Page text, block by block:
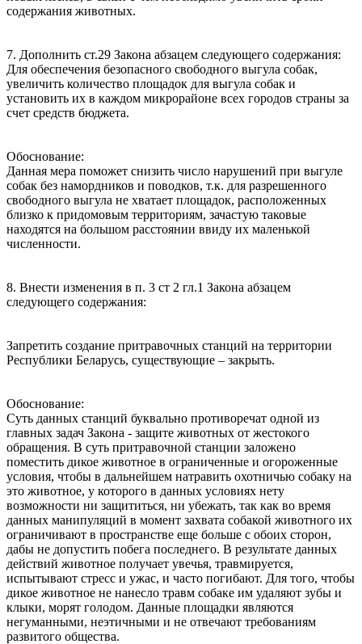
содержания животных.
7. Дополнить ст.29 Закона абзацем следующего содержания:
Для обеспечения безопасного свободного выгула собак,
увеличить количество площадок для выгула собак и
установить их в каждом микрорайоне всех городов страны за
счет средств бюджета.
Обоснование:
Данная мера поможет снизить число нарушений при выгуле
собак без намордников и поводков, т.к. для разрешенного
свободного выгула не хватает площадок, расположенных
близко к придомовым территориям, зачастую таковые
находятся на большом расстоянии ввиду их маленькой
численности.
8. Внести изменения в п. 3 ст 2 гл.1 Закона абзацем
следующего содержания:
Запретить создание притравочных станций на территории
Республики Беларусь, существующие – закрыть.
Обоснование:
Суть данных станций буквально противоречат одной из
главных задач Закона - защите животных от жестокого
обращения. В суть притравочной станции заложено
поместить дикое животное в ограниченные и огороженные
условия, чтобы в дальнейшем натравить охотничью собаку на
это животное, у которого в данных условиях нету
возможности ни защититься, ни убежать, так как во время
данных манипуляций в момент захвата собакой животного их
ограничивают в пространстве еще больше с обоих сторон,
дабы не допустить побега последнего. В результате данных
действий животное получает увечья, травмируется,
испытывают стресс и ужас, и часто погибают. Для того, чтобы
дикое животное не нанесло травм собаке им удаляют зубы и
клыки, морят голодом. Данные площадки являются
негуманными, неэтичными и не отвечают требованиям
развитого общества.